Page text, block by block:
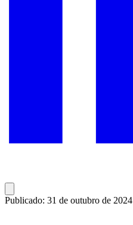
Publicado: 31 de outubro de 2024